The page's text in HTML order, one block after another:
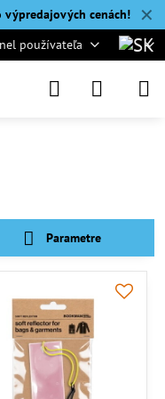
✕
výpredajových cenách!
používateľa
Parametre